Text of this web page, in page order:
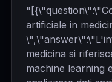
artificiale in
medicina si
machine learning